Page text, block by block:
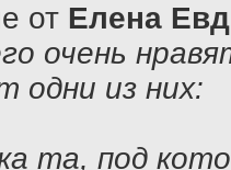
от Елена
очень
одни из них:
та, под